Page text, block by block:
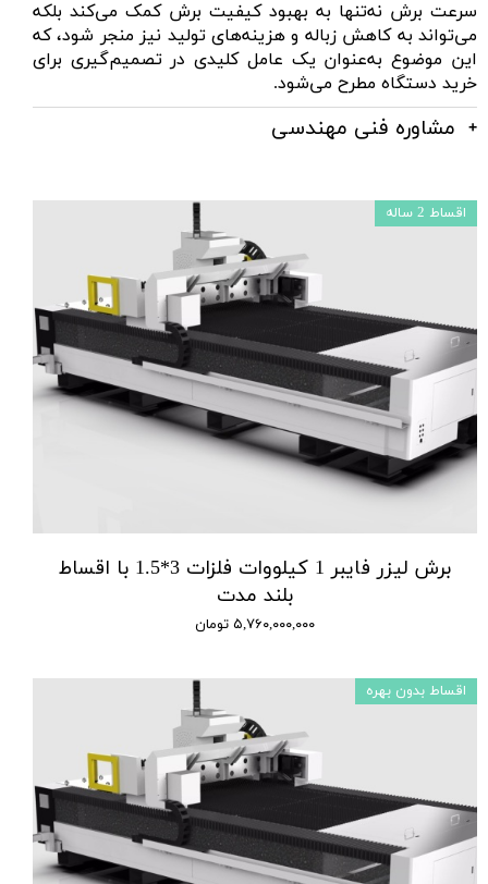
سرعت برش نه‌تنها به بهبود کیفیت برش کمک می‌کند بلکه
می‌تواند به کاهش زباله و هزینه‌های تولید نیز منجر شود، که
این موضوع به‌عنوان یک عامل کلیدی در تصمیم‌گیری برای
خرید دستگاه مطرح می‌شود.
مشاوره فنی مهندسی
برش لیزر فایبر 1 کیلووات فلزات 3*1.5 با اقساط
بلند مدت
۵,۷۶۰,۰۰۰,۰۰۰ تومان
اقساط 2 ساله
اقساط بدون بهره